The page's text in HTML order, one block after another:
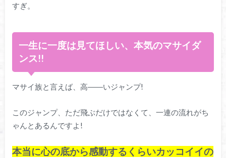
すぎ。
一生に一度は見てほしい、本気のマサイダ
ンス!!
マサイ族と言えば、高――いジャンプ!
このジャンプ、ただ飛ぶだけではなくて、一連の流れがち
ゃんとあるんですよ!
本当に心の底から感動するくらいカッコイイの